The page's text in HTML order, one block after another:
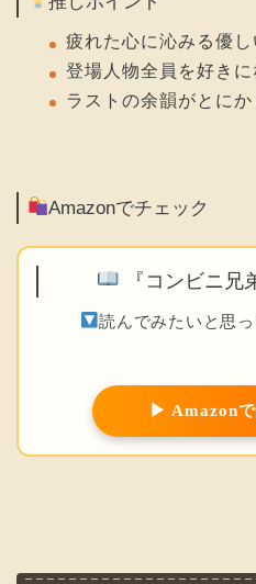
疲れた心に沁みる優し
登場人物全員を好きに
ラストの余韻がとに
Amazonでチェック
『コンビニ兄
読んでみたいと思
▶ Amazon